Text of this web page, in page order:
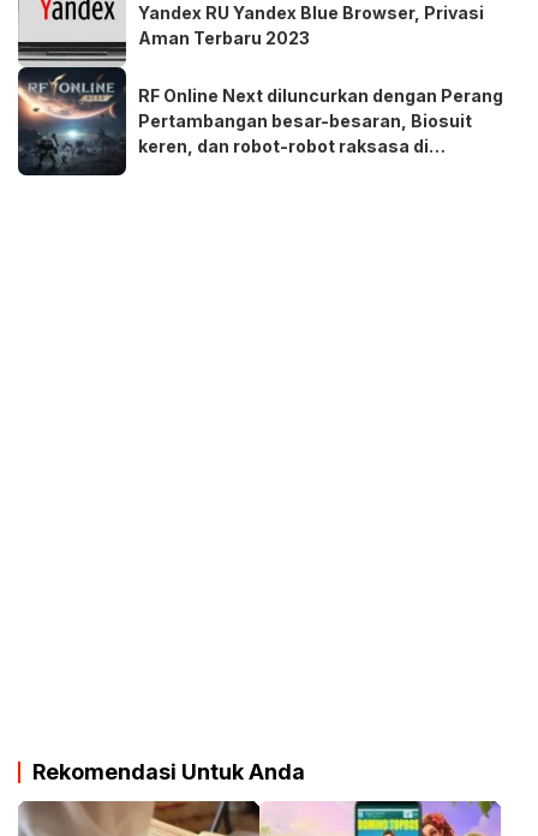
Yandex RU Yandex Blue Browser, Privasi
Aman Terbaru 2023
RF Online Next diluncurkan dengan Perang
Pertambangan besar-besaran, Biosuit
keren, dan robot-robot raksasa di
Rekomendasi Untuk Anda